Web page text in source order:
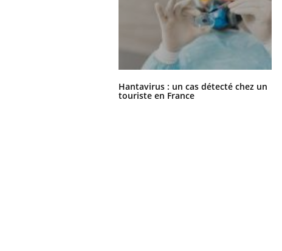
Hantavirus : un cas détecté chez un
touriste en France